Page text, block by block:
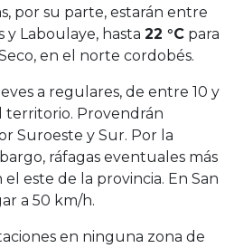
por su parte, estarán entre
y Laboulaye, hasta 22 °C para
en el norte cordobés.
a regulares, de entre 10 y
territorio. Provendrán
Suroeste y Sur. Por la
ráfagas eventuales más
este de la provincia. En San
a 50 km/h.
en ninguna zona de